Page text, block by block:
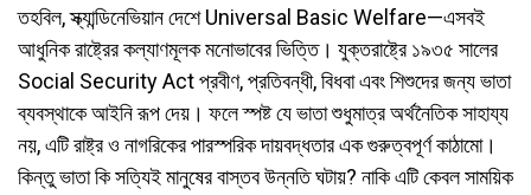
তহবিল, স্ক্যান্ডিনেভিয়ান দেশে Universal Basic Welfare—এসবই
আধুনিক রাষ্ট্রের কল্যাণমূলক মনোভাবের ভিত্তি। যুক্তরাষ্ট্রে ১৯৩৫ সালের
Social Security Act প্রবীণ, প্রতিবন্ধী, বিধবা এবং শিশুদের জন্য ভাতা
ব্যবস্থাকে আইনি রূপ দেয়। ফলে স্পষ্ট যে ভাতা শুধুমাত্র অর্থনৈতিক সাহায্য
নয়, এটি রাষ্ট্র ও নাগরিকের পারস্পরিক দায়বদ্ধতার এক গুরুত্বপূর্ণ কাঠামো।
কিন্তু ভাতা কি সত্যিই মানুষের বাস্তব উন্নতি ঘটায়? নাকি এটি কেবল সাময়িক